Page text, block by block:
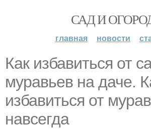
САД И
главная новости
Как избавиться от
муравьев на даче.
избавиться от
навсегда